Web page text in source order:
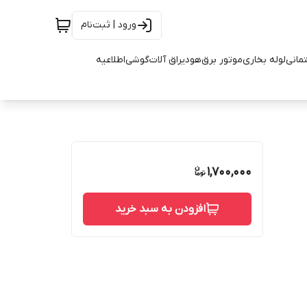
ورود | ثبت‌نام
لوله بخاریموتور برقهودیراق آلاتگوشیاطلاعیه
1,700,000
افزودن به سبد خرید